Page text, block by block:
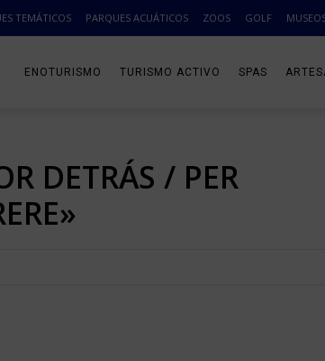
TEMÁTICOS PARQUES ACUÁTICOS ZOOS GOLF
ENOTURISMO TURISMO ACTIVO SPAS
DETRÁS / PER